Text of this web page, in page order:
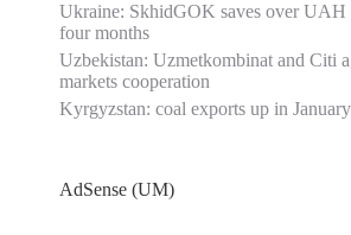
Ukraine: SkhidGOK saves over
four months
Uzbekistan: Uzmetkombinat and Citi
markets cooperation
Kyrgyzstan: coal exports up in
AdSense (UM)